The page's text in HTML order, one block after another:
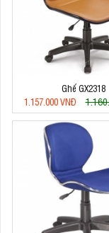
Ghế GX2318
1.157.000 VNĐ